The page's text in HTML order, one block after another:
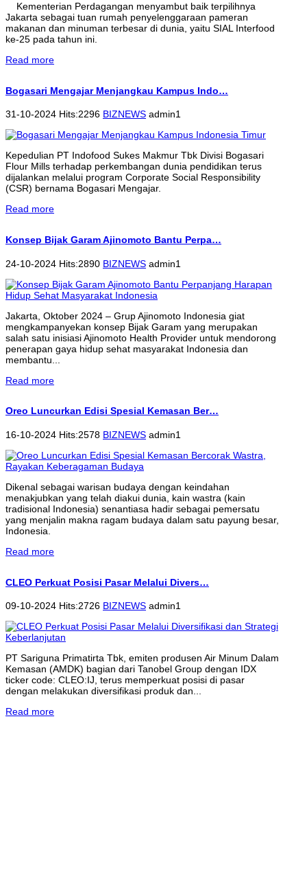
Kementerian Perdagangan menyambut baik terpilihnya
Jakarta sebagai tuan rumah penyelenggaraan pameran
makanan dan minuman terbesar di dunia, yaitu SIAL Interfood
ke-25 pada tahun ini.
Read more
Bogasari Mengajar Menjangkau Kampus Indo…
31-10-2024 Hits:2296 BIZNEWS admin1
Kepedulian PT Indofood Sukes Makmur Tbk Divisi Bogasari
Flour Mills terhadap perkembangan dunia pendidikan terus
dijalankan melalui program Corporate Social Responsibility
(CSR) bernama Bogasari Mengajar.
Read more
Konsep Bijak Garam Ajinomoto Bantu Perpa…
24-10-2024 Hits:2890 BIZNEWS admin1
Jakarta, Oktober 2024 – Grup Ajinomoto Indonesia giat
mengkampanyekan konsep Bijak Garam yang merupakan
salah satu inisiasi Ajinomoto Health Provider untuk mendorong
penerapan gaya hidup sehat masyarakat Indonesia dan
membantu...
Read more
Oreo Luncurkan Edisi Spesial Kemasan Ber…
16-10-2024 Hits:2578 BIZNEWS admin1
Dikenal sebagai warisan budaya dengan keindahan
menakjubkan yang telah diakui dunia, kain wastra (kain
tradisional Indonesia) senantiasa hadir sebagai pemersatu
yang menjalin makna ragam budaya dalam satu payung besar,
Indonesia.
Read more
CLEO Perkuat Posisi Pasar Melalui Divers…
09-10-2024 Hits:2726 BIZNEWS admin1
PT Sariguna Primatirta Tbk, emiten produsen Air Minum Dalam
Kemasan (AMDK) bagian dari Tanobel Group dengan IDX
ticker code: CLEO:IJ, terus memperkuat posisi di pasar
dengan melakukan diversifikasi produk dan...
Read more